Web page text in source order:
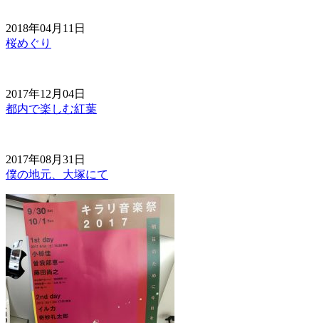
2018年04月11日
桜めぐり
2017年12月04日
都内で楽しむ紅葉
2017年08月31日
僕の地元、大塚にて